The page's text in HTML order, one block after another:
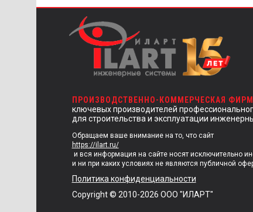
ПРОИЗВОДСТВЕННО-КОММЕРЧЕСКАЯ
ключевых производителей
для строительства и эксплуатации
Обращаем ваше внимание на то, что сайт
https://ilart.ru/
и вся информация на сайте носят исключительно
и ни при каких условиях не являются публичной
Политика конфиденциальности
Copyright © 2010-2026 ООО "ИЛАРТ"